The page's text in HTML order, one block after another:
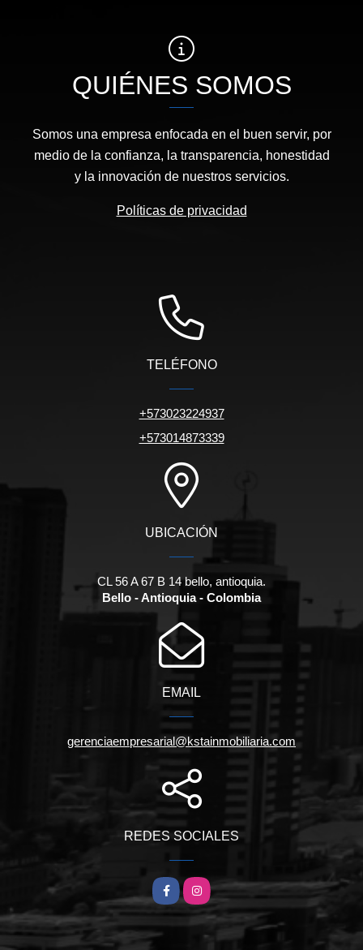
QUIÉNES SOMOS
Somos una empresa enfocada en el buen servir, por
medio de la confianza, la transparencia, honestidad
y la innovación de nuestros servicios.
Políticas de privacidad
TELÉFONO
+573023224937
+573014873339
UBICACIÓN
CL 56 A 67 B 14 bello, antioquia.
Bello - Antioquia - Colombia
EMAIL
gerenciaempresarial@kstainmobiliaria.com
REDES SOCIALES
FacebookInstagram